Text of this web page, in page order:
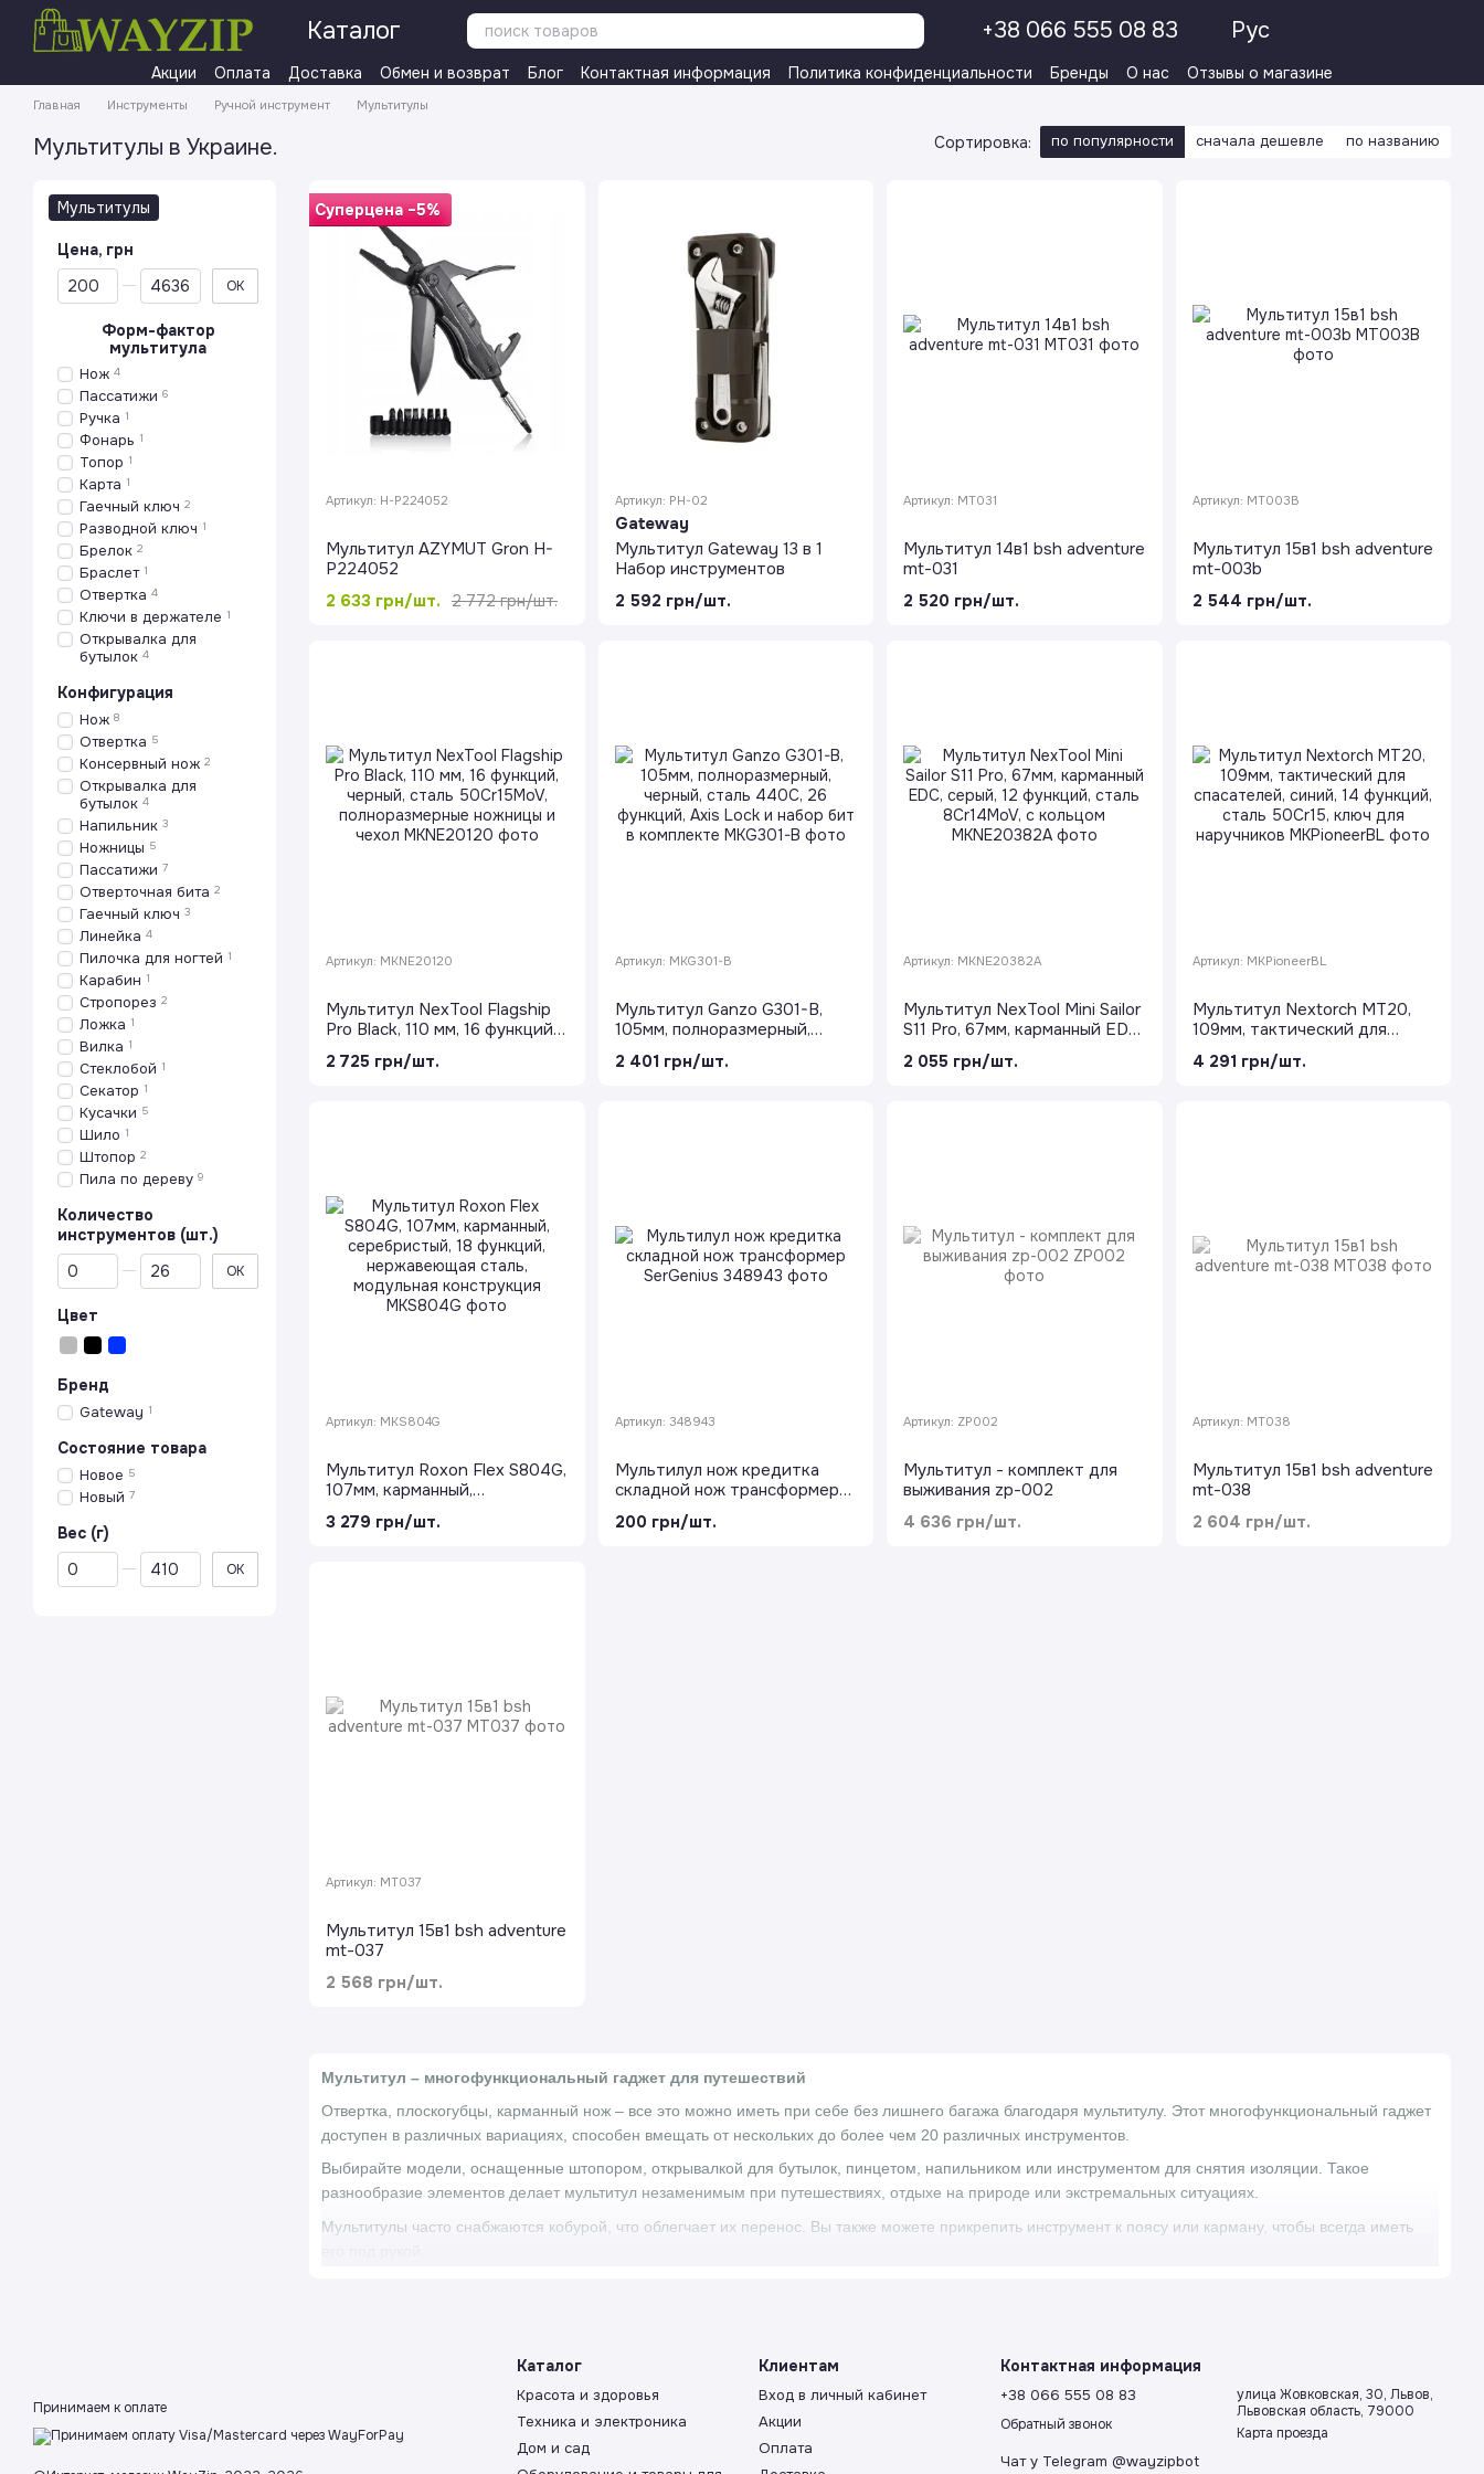
Перейти к основному контенту Каталог +38 066 555 08 83 Рус
Акции Оплата Доставка Обмен и возврат Блог Контактная информация Политика конфиденциальности Бренды О нас Отзывы о магазине
Главная Инструменты Ручной инструмент Мультитулы
Мультитулы в Украине. Сортировка: по популярности сначала дешевле по названию
Мультитул – многофункциональный гаджет для путешествий
Отвертка, плоскогубцы, карманный нож – все это можно иметь при себе без лишнего багажа благодаря мультитулу. Этот многофункциональный гаджет
доступен в различных вариациях, способен вмещать от нескольких до более чем 20 различных инструментов.
Выбирайте модели, оснащенные штопором, открывалкой для бутылок, пинцетом, напильником или инструментом для снятия изоляции. Такое
разнообразие элементов делает мультитул незаменимым при путешествиях, отдыхе на природе или экстремальных ситуациях.
Мультитулы часто снабжаются кобурой, что облегчает их перенос. Вы также можете прикрепить инструмент к поясу или карману, чтобы всегда иметь
помочь в непредвиденных ситуациях.
Этот универсальный инструмент пригодится в разных ситуациях. Он может служить в качестве мерного стакана или резака, а консервный нож позволит
легко открыть металлическую упаковку с вкусным блюдом. Вы можете выбрать модель с отверткой, копилкой и плоскогубцами. Некоторые мультитулы
оснащены устройством для зачистки проволоки, а также пинцетом, который будет полезен для удаления стопки с пальца.
Суперцена −5%
Артикул: H-P224052
Мультитул AZYMUT Gron H-
P224052
2 772 грн/шт.
2 633 грн/шт.
Артикул: PH-02
Gateway
Мультитул Gateway 13 в 1
Набор инструментов
2 592 грн/шт.
Артикул: MT031
Мультитул 14в1 bsh adventure
mt-031
2 520 грн/шт.
Артикул: MT003B
Мультитул 15в1 bsh adventure
mt-003b
2 544 грн/шт.
Артикул: MKNE20120
Мультитул NexTool Flagship
Pro Black, 110 мм, 16 функций,
черный, сталь 50Cr15MoV,
полноразмерные ножницы и
2 725 грн/шт.
Артикул: MKG301-B
Мультитул Ganzo G301-B,
105мм, полноразмерный,
черный, сталь 440C, 26
функций, Axis Lock и набор
2 401 грн/шт.
Артикул: MKNE20382A
Мультитул NexTool Mini Sailor
S11 Pro, 67мм, карманный EDC,
серый, 12 функций, сталь
8Cr14MoV, с кольцом
2 055 грн/шт.
Артикул: MKPioneerBL
Мультитул Nextorch MT20,
109мм, тактический для
спасателей, синий, 14
функций, сталь 50Cr15, ключ
4 291 грн/шт.
Артикул: MKS804G
Мультитул Roxon Flex S804G,
107мм, карманный,
серебристый, 18 функций,
нержавеющая сталь,
3 279 грн/шт.
Артикул: 348943
Мультилул нож кредитка
складной нож трансформер
SerGenius
200 грн/шт.
Артикул: ZP002
Мультитул - комплект для
выживания zp-002
4 636 грн/шт.
Артикул: MT038
Мультитул 15в1 bsh adventure
mt-038
2 604 грн/шт.
Артикул: MT037
Мультитул 15в1 bsh adventure
mt-037
2 568 грн/шт.
Мультитулы
Цена, грн
От Цена, грн
До Цена, грн OK
Форм-фактор
мультитула
Нож 4
Пассатижи 6
Ручка 1
Фонарь 1
Топор 1
Карта 1
Гаечный ключ 2
Разводной ключ 1
Брелок 2
Браслет 1
Отвертка 4
Ключи в держателе 1
Открывалка для
бутылок 4
Конфигурация
Нож 8
Отвертка 5
Консервный нож 2
Открывалка для
бутылок 4
Напильник 3
Ножницы 5
Пассатижи 7
Отверточная бита 2
Гаечный ключ 3
Линейка 4
Пилочка для ногтей 1
Карабин 1
Стропорез 2
Ложка 1
Вилка 1
Стеклобой 1
Секатор 1
Кусачки 5
Шило 1
Штопор 2
Пила по дереву 9
Количество
инструментов (шт.)
От Количество инструментов (шт.)
До Количество инструментов (шт.)
OK
Цвет
Бренд
Gateway 1
Состояние товара
Новое 5
Новый 7
Вес (г)
От Вес (г)
До Вес (г) OK
Принимаем к оплате
Каталог
Красота и здоровья
Техника и электроника
Дом и сад
Клиентам
Вход в личный кабинет
Акции
Оплата
Контактная информация
+38 066 555 08 83
Обратный звонок
Чат у Telegram @wayzipbot
улица Жовковская, 30, Львов,
Львовская область, 79000
Карта проезда